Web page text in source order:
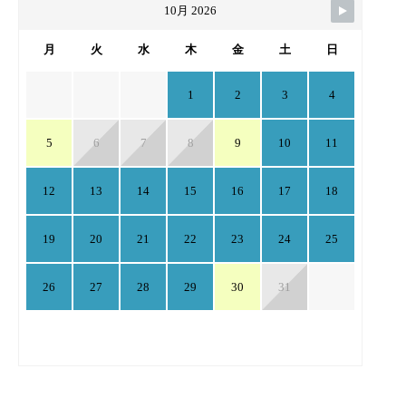
10月 2026
月 火 水 木 金 土 日
1 2 3 4
5 6 7 8 9 10 11
12 13 14 15 16 17 18
19 20 21 22 23 24 25
26 27 28 29 30 31